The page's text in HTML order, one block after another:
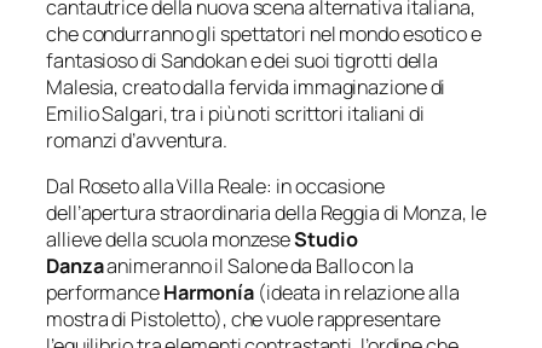
cantautrice della nuova scena alternativa italiana,
che condurranno gli spettatori nel mondo esotico e
fantasioso di Sandokan e dei suoi tigrotti della
Malesia, creato dalla fervida immaginazione di
Emilio Salgari, tra i più noti scrittori italiani di
romanzi d’avventura.
Dal Roseto alla Villa Reale: in occasione
dell’apertura straordinaria della Reggia di Monza, le
allieve della scuola monzeseStudio
Danzaanimeranno il Salone da Ballo con la
performanceHarmonía (ideata in relazione alla
mostra di Pistoletto), che vuole rappresentare